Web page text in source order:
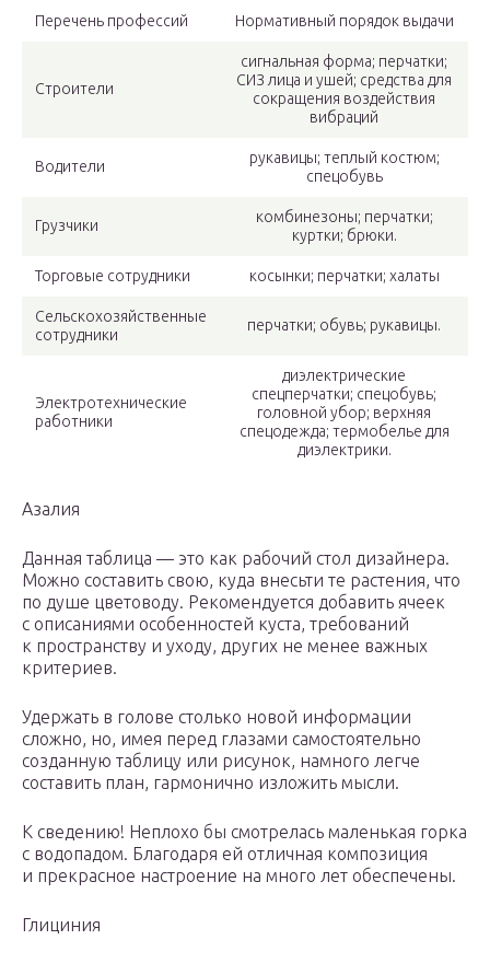
Перечень профессий Нормативный порядок выдачи
Строители
сигнальная форма; перчатки;
СИЗ лица и ушей; средства для
сокращения воздействия
вибраций
Водители
рукавицы; теплый костюм;
спецобувь
Грузчики
комбинезоны; перчатки;
куртки; брюки.
Торговые сотрудники косынки; перчатки; халаты
Сельскохозяйственные
сотрудники
перчатки; обувь; рукавицы.
Электротехнические
работники
диэлектрические
спецперчатки; спецобувь;
головной убор; верхняя
спецодежда; термобелье для
диэлектрики.
Азалия
Данная таблица — это как рабочий стол дизайнера.
Можно составить свою, куда внесьти те растения, что
по душе цветоводу. Рекомендуется добавить ячеек
с описаниями особенностей куста, требований
к пространству и уходу, других не менее важных
критериев.
Удержать в голове столько новой информации
сложно, но, имея перед глазами самостоятельно
созданную таблицу или рисунок, намного легче
составить план, гармонично изложить мысли.
К сведению! Неплохо бы смотрелась маленькая горка
с водопадом. Благодаря ей отличная композиция
и прекрасное настроение на много лет обеспечены.
Глициния